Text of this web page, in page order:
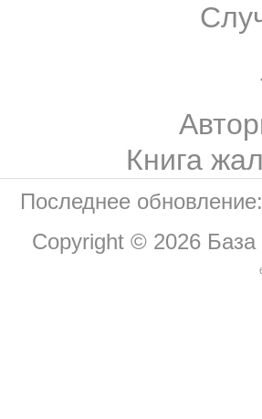
Книга
Последнее
Copyright © 2026 База